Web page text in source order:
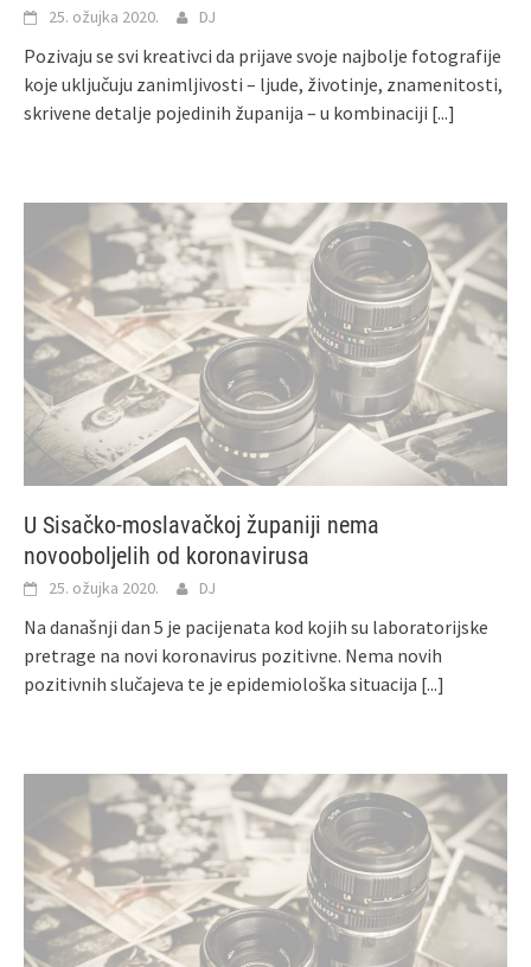
25. ožujka 2020. DJ
Pozivaju se svi kreativci da prijave svoje najbolje fotografije
koje uključuju zanimljivosti – ljude, životinje, znamenitosti,
skrivene detalje pojedinih županija – u kombinaciji [...]
U Sisačko-moslavačkoj županiji nema
novooboljelih od koronavirusa
25. ožujka 2020. DJ
Na današnji dan 5 je pacijenata kod kojih su laboratorijske
pretrage na novi koronavirus pozitivne. Nema novih
pozitivnih slučajeva te je epidemiološka situacija [...]